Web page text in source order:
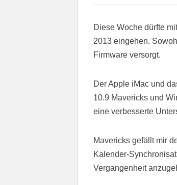
Diese Woche dürfte
2013 eingehen.
Firmware versorgt.
Der Apple iMac und
10.9 Mavericks und
eine verbesserte
Mavericks gefällt mir
Kalender-
Vergangenheit